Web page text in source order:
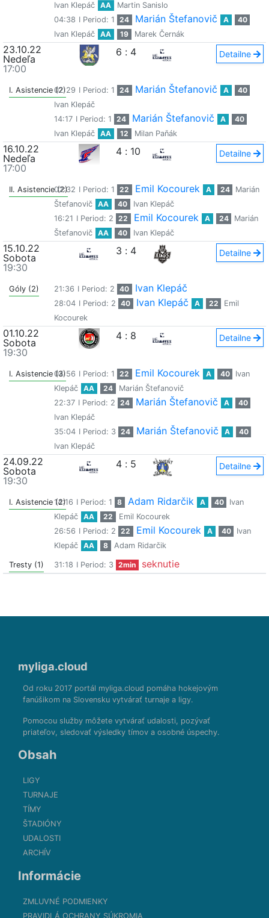
Ivan Klepáč
AA
Martin Sanislo
04:38 I Period: 1 24 Marián Štefanovič A
40
Ivan Klepáč
AA 19 Marek Černák
23.10.22
Nedeľa
17:00
6 : 4 Detailne
I. Asistencie (2)02:29 I Period: 1 24 Marián Štefanovič A
40
Ivan Klepáč
14:17 I Period: 1 24 Marián Štefanovič A
40
Ivan Klepáč
AA 12 Milan Paňák
16.10.22
Nedeľa
17:00
4 : 10 Detailne
II. Asistencie (2)
02:32 I Period: 1 22 Emil Kocourek A 24
Marián
Štefanovič
AA 40
Ivan Klepáč
16:21 I Period: 2 22 Emil Kocourek A 24
Marián
Štefanovič
AA 40 Ivan Klepáč
15.10.22
Sobota
19:30
3 : 4 Detailne
Góly (2) 21:36 I Period: 2 40 Ivan Klepáč
28:04 I Period: 2 40 Ivan Klepáč A 22
Emil
Kocourek
01.10.22
Sobota
19:30
4 : 8 Detailne
I. Asistencie (3)04:56 I Period: 1 22 Emil Kocourek A 40
Ivan
Klepáč
AA 24
Marián Štefanovič
22:37 I Period: 2 24 Marián Štefanovič A
40
Ivan Klepáč
35:04 I Period: 3 24 Marián Štefanovič A
40
Ivan Klepáč
24.09.22
Sobota
19:30
4 : 5 Detailne
I. Asistencie (2)
14:16 I Period: 1 8 Adam Ridarčik A 40
Ivan
Klepáč
AA 22
Emil Kocourek
26:56 I Period: 2 22 Emil Kocourek A 40
Ivan
Klepáč
AA 8 Adam Ridarčik
Tresty (1) 31:18 I Period: 3 2min seknutie
myliga.cloud
Od roku 2017 portál myliga.cloud pomáha hokejovým
fanúšikom na Slovensku vytvárať turnaje a ligy.
Pomocou služby môžete vytvárať udalosti, pozývať
priateľov, sledovať výsledky tímov a osobné úspechy.
Obsah
LIGY
TURNAJE
TÍMY
ŠTADIÓNY
UDALOSTI
ARCHÍV
Informácie
ZMLUVNÉ PODMIENKY
PRAVIDLÁ OCHRANY SÚKROMIA